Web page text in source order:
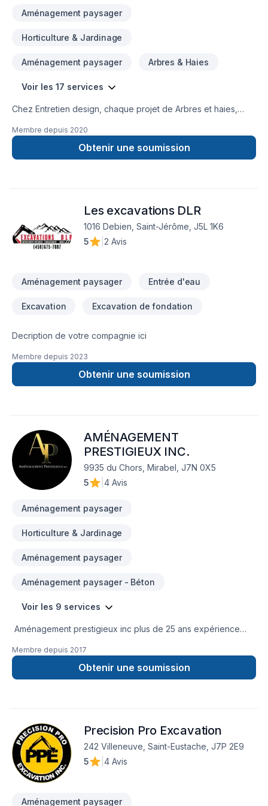
genre Entretiens/MaintenancesEntretiens et maintenance de
Aménagement paysager
Horticulture & Jardinage
Aménagement paysager Arbres & Haies
Voir les 17 services
Chez Entretien design, chaque projet de Arbres et haies,
Entretien paysager, Excavation, Horticulture, Irrigation, Pavé
uni, Paysagement, Tourbe, Transport est l'occasion de
démontrer notre engagement envers la qualité et la
ensemble vos idées en réalité. Contactez-nous dès
maintenant.
Membre depuis 2020
Obtenir une soumission
Les excavations DLR
1016 Debien, Saint-Jérôme, J5L 1K6
5
2 Avis
Aménagement paysager Entrée d'eau
Excavation Excavation de fondation
Decription de votre compagnie ici
Membre depuis 2023
Obtenir une soumission
AMÉNAGEMENT
PRESTIGIEUX INC.
9935 du Chors, Mirabel, J7N 0X5
5
4 Avis
Aménagement paysager
Horticulture & Jardinage
Aménagement paysager
Aménagement paysager - Béton
Voir les 9 services
Aménagement prestigieux inc plus de 25 ans expérience
domaine. Un propriétaire pasDes employés professionnels et
respectueux une entreprise à écoute de ses clients. Une
seule numéro à retenir 514 292-0071
Membre depuis 2017
Obtenir une soumission
Precision Pro Excavation
242 Villeneuve, Saint-Eustache, J7P 2E9
5
4 Avis
Aménagement paysager